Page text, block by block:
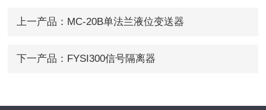
上一产品： MC-20B单法兰液位变送器
下一产品： FYSI300信号隔离器